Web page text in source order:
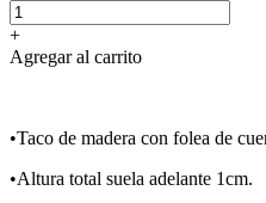
+
Agregar al carrito
•Taco de madera con folea de
•Altura total suela adelante 1cm.